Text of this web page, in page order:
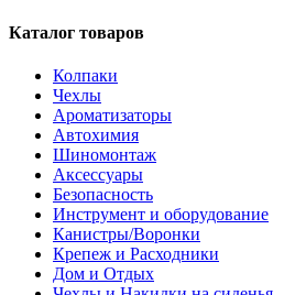
Каталог товаров
Колпаки
Чехлы
Ароматизаторы
Автохимия
Шиномонтаж
Аксессуары
Безопасность
Инструмент и оборудование
Канистры/Воронки
Крепеж и Расходники
Дом и Отдых